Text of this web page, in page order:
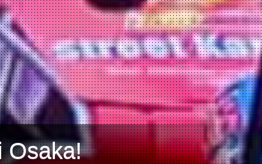
Osaka!